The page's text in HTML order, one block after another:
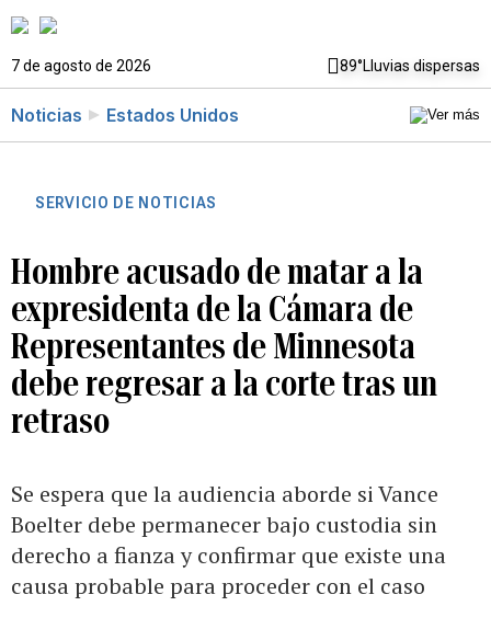
7 de agosto de 2026 89°Lluvias dispersas
Noticias Estados Unidos
SERVICIO DE NOTICIAS
Hombre acusado de matar a la
expresidenta de la Cámara de
Representantes de Minnesota
debe regresar a la corte tras un
retraso
Se espera que la audiencia aborde si Vance
Boelter debe permanecer bajo custodia sin
derecho a fianza y confirmar que existe una
causa probable para proceder con el caso